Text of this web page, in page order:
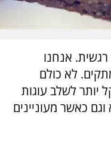
אנחנו
לא כולם
יותר לשלב עוגות
כאשר מעוניינים